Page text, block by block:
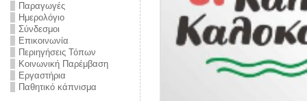
Παραγωγές
Ημερολόγιο
Σύνδεσμοι
Επικοινωνία
Περιηγήσεις Τόπων
Κοινωνική Παρέμβαση
Εργαστήρια
Παθητικό κάπνισμα
από την
την ημέρα
και
στο